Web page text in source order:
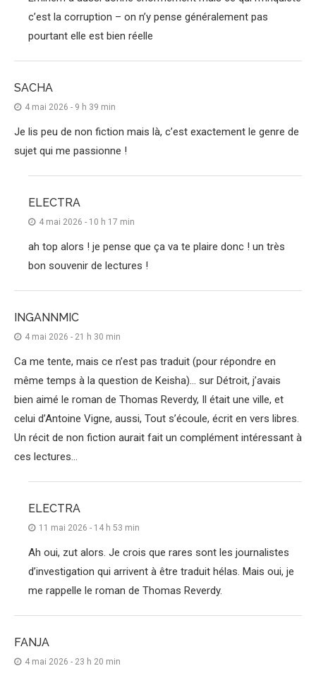
c’est la corruption – on n’y pense généralement pas
pourtant elle est bien réelle
SACHA
4 mai 2026 - 9 h 39 min
Je lis peu de non fiction mais là, c’est exactement le genre de
sujet qui me passionne !
ELECTRA
4 mai 2026 - 10 h 17 min
ah top alors ! je pense que ça va te plaire donc ! un très
bon souvenir de lectures !
INGANNMIC
4 mai 2026 - 21 h 30 min
Ca me tente, mais ce n’est pas traduit (pour répondre en
même temps à la question de Keisha)… sur Détroit, j’avais
bien aimé le roman de Thomas Reverdy, Il était une ville, et
celui d’Antoine Vigne, aussi, Tout s’écoule, écrit en vers libres.
Un récit de non fiction aurait fait un complément intéressant à
ces lectures…
ELECTRA
11 mai 2026 - 14 h 53 min
Ah oui, zut alors. Je crois que rares sont les journalistes
d’investigation qui arrivent à être traduit hélas. Mais oui, je
me rappelle le roman de Thomas Reverdy.
FANJA
4 mai 2026 - 23 h 20 min